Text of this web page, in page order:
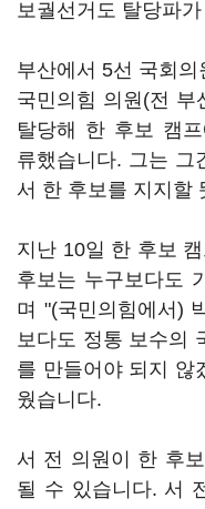
보궐선거도 탈당파
부산에서 5선 국회
국민의힘 의원(전 부
탈당해 한 후보 캠
류했습니다. 그는 그
서 한 후보를 지지할
지난 10일 한 후보
후보는 누구보다도
며 "(국민의힘에서)
보다도 정통 보수의
를 만들어야 되지 않
웠습니다.
서 전 의원이 한 후
될 수 있습니다. 서